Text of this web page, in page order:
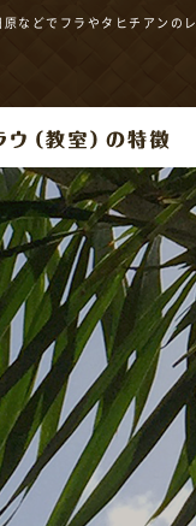
などでフラやタヒチアンの